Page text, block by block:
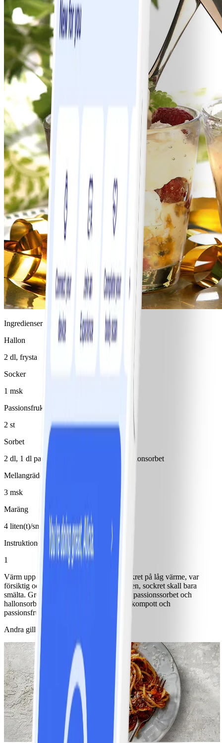
Ingredienser
Hallon
2 dl, frysta
Socker
1 msk
Passionsfrukt
2 st
Sorbet
2 dl, 1 dl passionsfruktssorbet och 1 dl hallonsorbet
Mellangrädde 27% vispad
3 msk
Maräng
4 liten(t)/små
Instruktioner
1
Värm upp hallonen tillsammans med sockret på låg värme, var
försiktig och låt hallonen behålla strukturen, sockret skall bara
smälta. Gröp ur passionsfrukterna. Varva passionssorbet och
hallonsorbet med grädde, maräng, hallonkompott och
passionsfrukten. Servera gärna i glas.
Andra gillade också